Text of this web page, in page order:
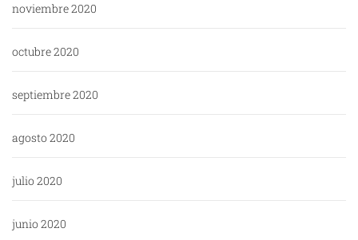
noviembre 2020
octubre 2020
septiembre 2020
agosto 2020
julio 2020
junio 2020